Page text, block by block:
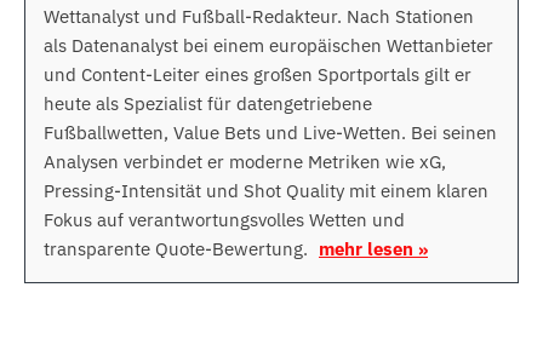
Wettanalyst und Fußball-Redakteur. Nach Stationen
als Datenanalyst bei einem europäischen Wettanbieter
und Content-Leiter eines großen Sportportals gilt er
heute als Spezialist für datengetriebene
Fußballwetten, Value Bets und Live-Wetten. Bei seinen
Analysen verbindet er moderne Metriken wie xG,
Pressing-Intensität und Shot Quality mit einem klaren
Fokus auf verantwortungsvolles Wetten und
transparente Quote-Bewertung. mehr lesen »